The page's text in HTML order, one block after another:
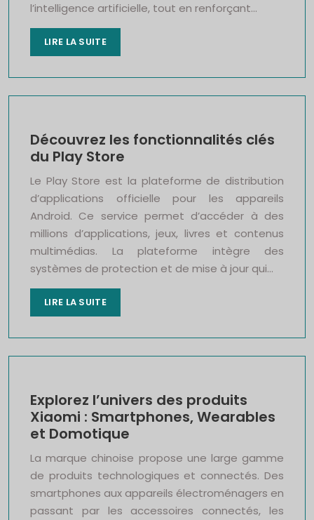
l’intelligence artificielle, tout en renforçant…
LIRE LA SUITE
Découvrez les fonctionnalités clés
du Play Store
Le Play Store est la plateforme de distribution
d’applications officielle pour les appareils
Android. Ce service permet d’accéder à des
millions d’applications, jeux, livres et contenus
multimédias. La plateforme intègre des
systèmes de protection et de mise à jour qui…
LIRE LA SUITE
Explorez l’univers des produits
Xiaomi : Smartphones, Wearables
et Domotique
La marque chinoise propose une large gamme
de produits technologiques et connectés. Des
smartphones aux appareils électroménagers en
passant par les accessoires connectés, les